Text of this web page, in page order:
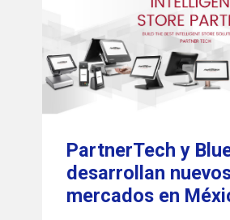
PartnerTech y
desarrollan
mercados en